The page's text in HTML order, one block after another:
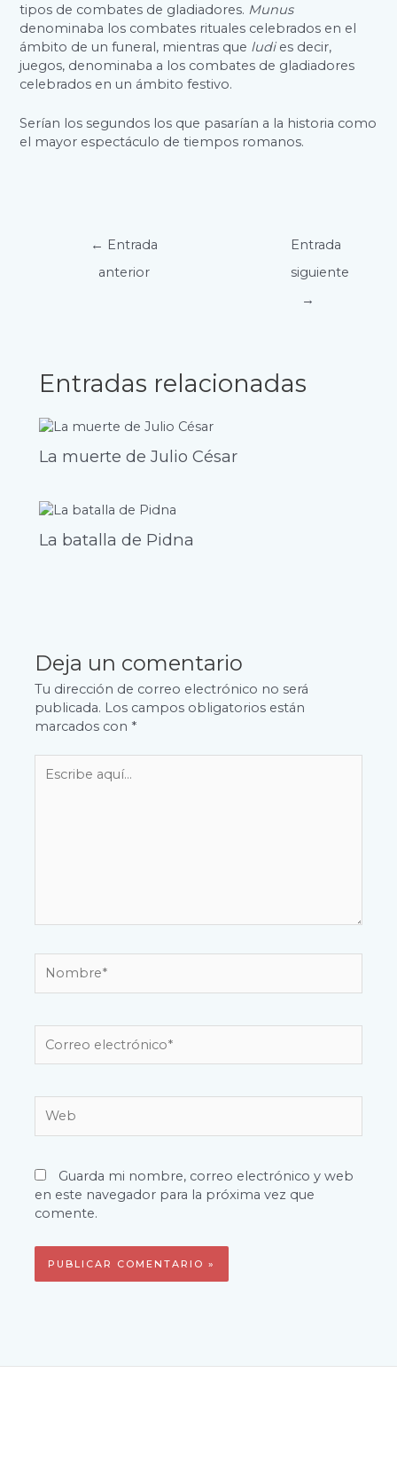
tipos de combates de gladiadores. Munus
denominaba los combates rituales celebrados en el
ámbito de un funeral, mientras que ludi es decir,
juegos, denominaba a los combates de gladiadores
celebrados en un ámbito festivo.
Serían los segundos los que pasarían a la historia como
el mayor espectáculo de tiempos romanos.
Navegación
entradas
← Entrada
anterior
Entrada
siguiente
→
Entradas relacionadas
La muerte de Julio César
La batalla de Pidna
Deja un comentario
Tu dirección de correo electrónico no será
publicada. Los campos obligatorios están
marcados con *
aquí...
electrónico*
Guarda mi nombre, correo electrónico y web
en este navegador para la próxima vez que
comente.